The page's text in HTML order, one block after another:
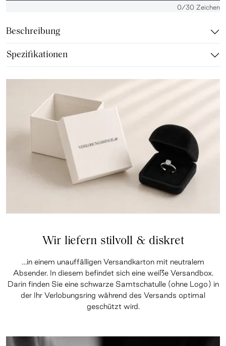
0/30 Zeichen
Beschreibung
Spezifikationen
Wir liefern stilvoll & diskret
…in einem unauffälligen Versandkarton mit neutralem
Absender. In diesem befindet sich eine weiße Versandbox.
Darin finden Sie eine schwarze Samtschatulle (ohne Logo) in
der Ihr Verlobungsring während des Versands optimal
geschützt wird.